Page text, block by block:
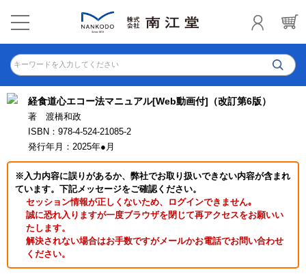
キーワードを入力してください
経食道心エコー法マニュアル[Web動画付]（改訂第6版）
著 渡橋和政
ISBN：978-4-524-21085-2
発行年月：2025年●月
※入力内容に誤りがあるか、弊社でお取り扱いできない内容が含まれ
ています。下記メッセージをご確認ください。
セッション情報が正しくないため、ログインできません｡
誠に恐れ入りますが一度ブラウザを閉じて再アクセスをお願いい
たします。
解決されない場合はお手数ですがメールかお電話でお問い合わせ
ください。